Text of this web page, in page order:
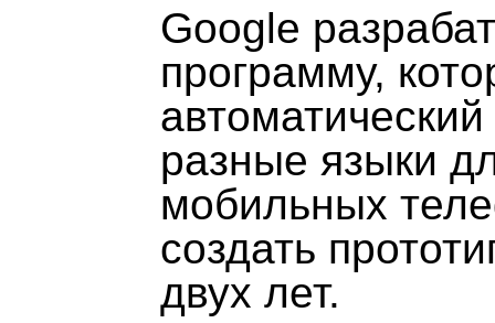
Google
программу,
разные языки
мобильных
создать
двух лет.